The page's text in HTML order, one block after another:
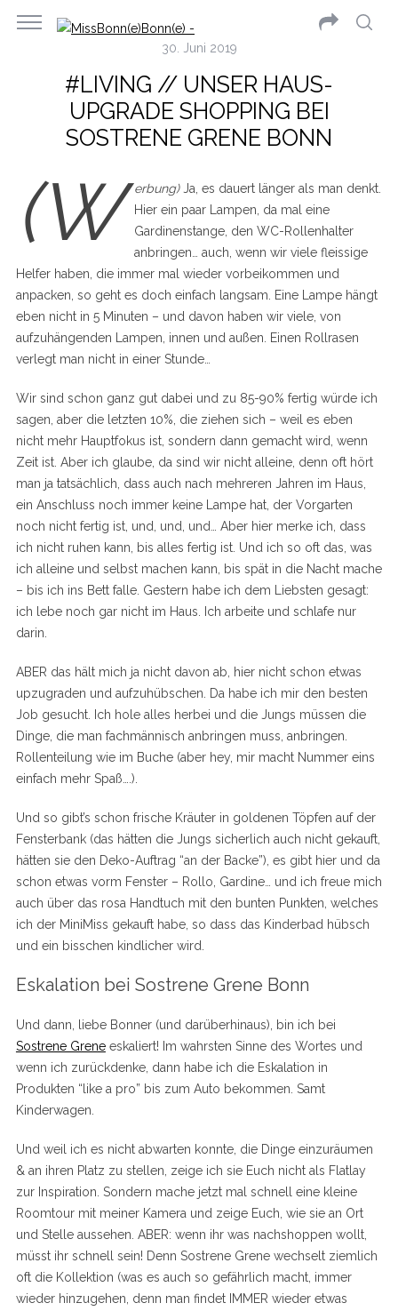
30. Juni 2019
#LIVING // UNSER HAUS-
UPGRADE SHOPPING BEI
SOSTRENE GRENE BONN
(W erbung)Ja, es dauert länger als man denkt.
Hier ein paar Lampen, da mal eine
Gardinenstange, den WC-Rollenhalter
anbringen… auch, wenn wir viele fleissige
Helfer haben, die immer mal wieder vorbeikommen und
anpacken, so geht es doch einfach langsam. Eine Lampe hängt
eben nicht in 5 Minuten – und davon haben wir viele, von
aufzuhängenden Lampen, innen und außen. Einen Rollrasen
verlegt man nicht in einer Stunde…
Wir sind schon ganz gut dabei und zu 85-90% fertig würde ich
sagen, aber die letzten 10%, die ziehen sich – weil es eben
nicht mehr Hauptfokus ist, sondern dann gemacht wird, wenn
Zeit ist. Aber ich glaube, da sind wir nicht alleine, denn oft hört
man ja tatsächlich, dass auch nach mehreren Jahren im Haus,
ein Anschluss noch immer keine Lampe hat, der Vorgarten
noch nicht fertig ist, und, und, und… Aber hier merke ich, dass
ich nicht ruhen kann, bis alles fertig ist. Und ich so oft das, was
ich alleine und selbst machen kann, bis spät in die Nacht mache
– bis ich ins Bett falle. Gestern habe ich dem Liebsten gesagt:
ich lebe noch gar nicht im Haus. Ich arbeite und schlafe nur
darin.
ABER das hält mich ja nicht davon ab, hier nicht schon etwas
upzugraden und aufzuhübschen. Da habe ich mir den besten
Job gesucht. Ich hole alles herbei und die Jungs müssen die
Dinge, die man fachmännisch anbringen muss, anbringen.
Rollenteilung wie im Buche (aber hey, mir macht Nummer eins
einfach mehr Spaß….).
Und so gibt’s schon frische Kräuter in goldenen Töpfen auf der
Fensterbank (das hätten die Jungs sicherlich auch nicht gekauft,
hätten sie den Deko-Auftrag “an der Backe”), es gibt hier und da
schon etwas vorm Fenster – Rollo, Gardine… und ich freue mich
auch über das rosa Handtuch mit den bunten Punkten, welches
ich der MiniMiss gekauft habe, so dass das Kinderbad hübsch
und ein bisschen kindlicher wird.
Eskalation bei Sostrene Grene Bonn
Und dann, liebe Bonner (und darüberhinaus), bin ich bei
Sostrene Greneeskaliert! Im wahrsten Sinne des Wortes und
wenn ich zurückdenke, dann habe ich die Eskalation in
Produkten “like a pro” bis zum Auto bekommen. Samt
Kinderwagen.
Und weil ich es nicht abwarten konnte, die Dinge einzuräumen
& an ihren Platz zu stellen, zeige ich sie Euch nicht als Flatlay
zur Inspiration. Sondern mache jetzt mal schnell eine kleine
Roomtour mit meiner Kamera und zeige Euch, wie sie an Ort
und Stelle aussehen. ABER: wenn ihr was nachshoppen wollt,
müsst ihr schnell sein! Denn Sostrene Grene wechselt ziemlich
oft die Kollektion (was es auch so gefährlich macht, immer
wieder hinzugehen, denn man findet IMMER wieder etwas